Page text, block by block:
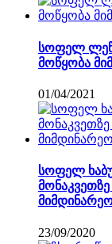
სოფელ
მოწყობა
01/04/2021
სოფელ
23/09/2020